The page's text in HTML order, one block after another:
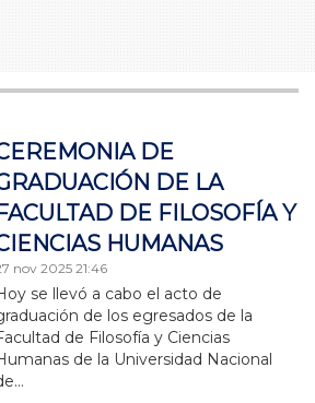
DE
DE LA
DE FILOSOFÍA Y
HUMANAS
nov 2025 21:46
se llevó a cabo el acto de
de los egresados de la
de Filosofía y Ciencias
de la Universidad Nacional